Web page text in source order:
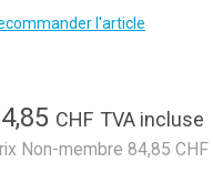
l'article
CHF TVA incluse
Non-membre 84,85 CHF